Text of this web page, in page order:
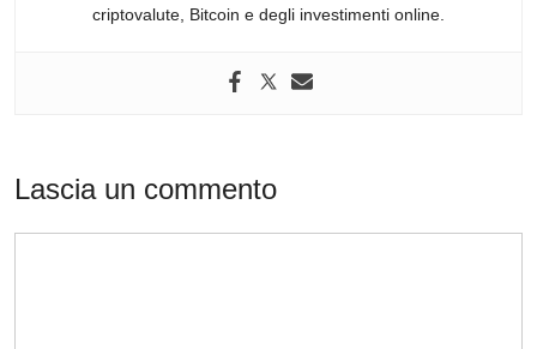
criptovalute, Bitcoin e degli investimenti online.
Lascia un commento